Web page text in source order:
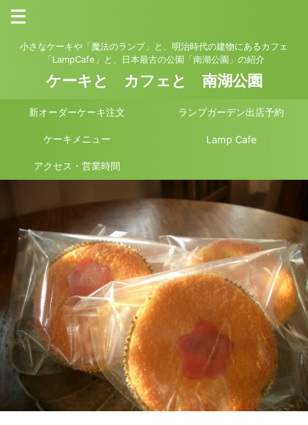
小さなケーキや「魔法のランプ」と、明治時代の建物にあるカフェ
「LampCafe」と、日本最古の公園「南湖公園」の紹介
ケーキと カフェと 南湖公園
新オーダーケーキ注文 ランプガーデン出店予約
ケーキメニュー Lamp Cafe
アクセス・営業時間